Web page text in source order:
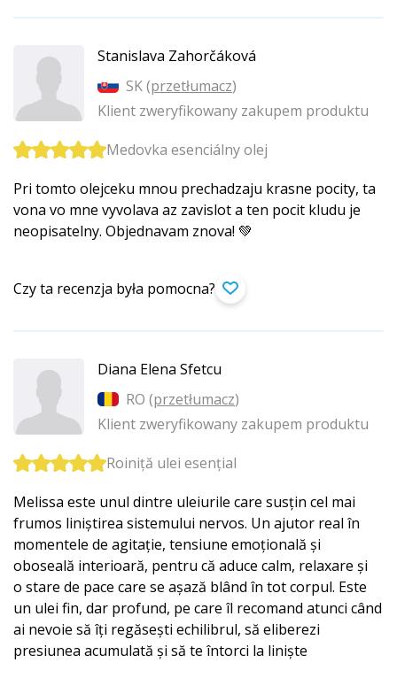
Stanislava Zahorčáková
SK (przetłumacz)
Klient zweryfikowany zakupem produktu
Medovka esenciálny olej
Pri tomto olejceku mnou prechadzaju krasne pocity, ta
vona vo mne vyvolava az zavislot a ten pocit kludu je
neopisatelny. Objednavam znova! 💚
Czy ta recenzja była pomocna?
Diana Elena Sfetcu
RO (przetłumacz)
Klient zweryfikowany zakupem produktu
Roiniță ulei esențial
Melissa este unul dintre uleiurile care susțin cel mai
frumos liniștirea sistemului nervos. Un ajutor real în
momentele de agitație, tensiune emoțională și
oboseală interioară, pentru că aduce calm, relaxare și
o stare de pace care se așază blând în tot corpul. Este
un ulei fin, dar profund, pe care îl recomand atunci când
ai nevoie să îți regăsești echilibrul, să eliberezi
presiunea acumulată și să te întorci la liniște